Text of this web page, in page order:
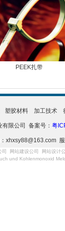
PEEK扎带
塑胶材料 加工技术
限公司 备案号： 粤
xhxsy88@163.com
网站建设公司
网站设计
und Kohlenmonoxid